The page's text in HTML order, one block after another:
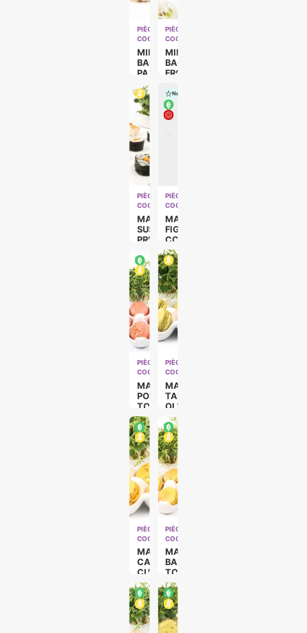
PIÈCES
COCKTAILS
MINI
BAGEL
PASTRAMI
PIÈCES
COCKTAILS
MINI
BAGEL
FROMAGE
PIÈCES
COCKTAILS
MAKI
SUSHI
PREMIUM
DEMANDE)
Nouveau
PIÈCES
COCKTAILS
MACARON
FIGUE
CONFIT
D’OIGNONS
(VÉGÉ).
PIÈCES
COCKTAILS
MACARON
POIVRON
TOMATE
(VÉGÉ)
PIÈCES
COCKTAILS
MACARON
TAPENADE
OLIVE
VERTE
(VÉGÉ)
PIÈCES
COCKTAILS
MACARON
CAROTTE
CUMIN
(VÉGÉ)
PIÈCES
COCKTAILS
MACARON
BASILIC
TOMATE
(VÉGÉ)